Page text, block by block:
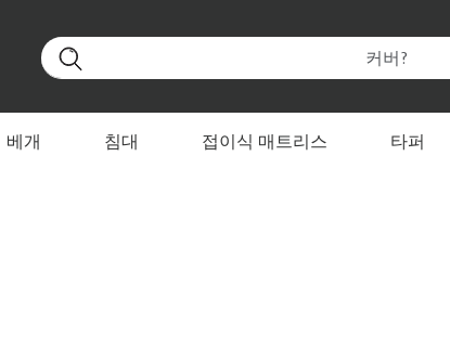
베개 침대 접이식 매트리스 타퍼
지 환경설정을 변경할 수 있습니다
SoftQuilt